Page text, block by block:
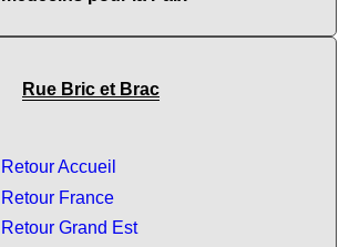
Rue Bric et Brac
Retour Accueil
Retour France
Retour Grand Est